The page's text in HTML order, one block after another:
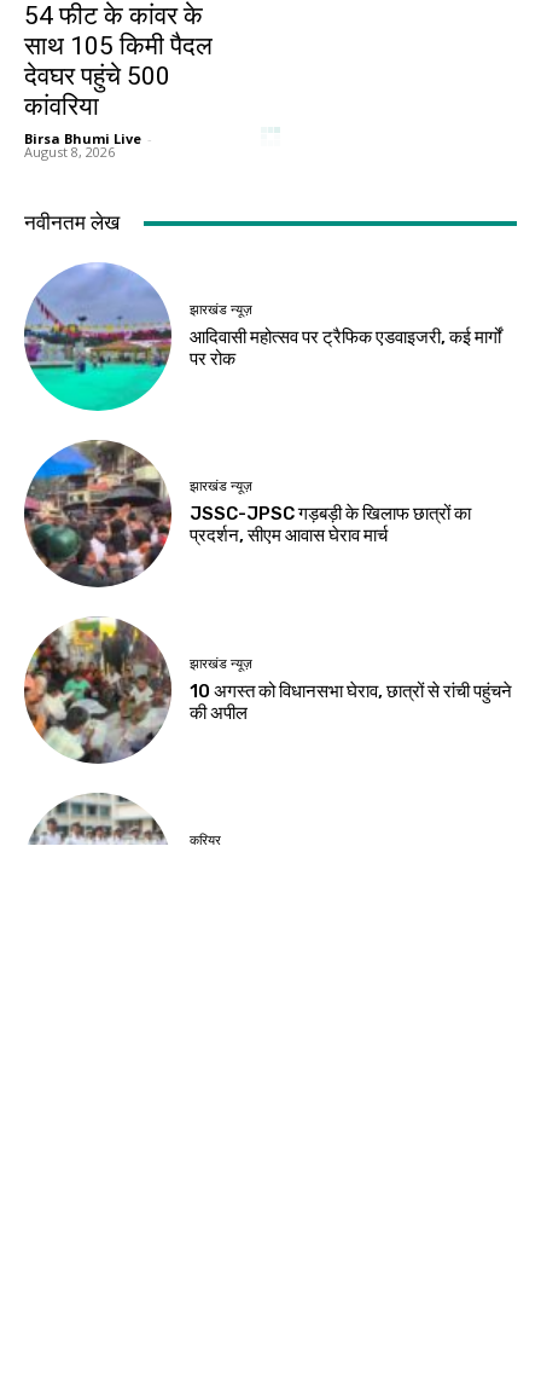
54 फीट के कांवर के
साथ 105 किमी पैदल
देवघर पहुंचे 500
कांवरिया
Birsa Bhumi Live -
August 8, 2026
झारखंड न्यूज़
जेपीएससी-जेएसएससी
सुधार पर सरकार ने
Birsa Bhumi Live
August 8, 2026
जमशेदपुर
नवीनतम लेख
आदिवासी महोत्सव पर ट्रैफिक एडवाइजरी, कई मार्गों
पर रोक
JSSC-JPSC गड़बड़ी के खिलाफ छात्रों का
प्रदर्शन, सीएम आवास घेराव मार्च